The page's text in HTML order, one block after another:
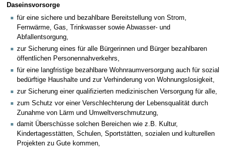
Daseinsvorsorge
für eine sichere und bezahlbare Bereitstellung von Strom,
Fernwärme, Gas, Trinkwasser sowie Abwasser- und
Abfallentsorgung,
zur Sicherung eines für alle Bürgerinnen und Bürger bezahlbaren
öffentlichen Personennahverkehrs,
für eine langfristige bezahlbare Wohnraumversorgung auch für sozial
bedürftige Haushalte und zur Verhinderung von Wohnungslosigkeit,
zur Sicherung einer qualifizierten medizinischen Versorgung für alle,
zum Schutz vor einer Verschlechterung der Lebensqualität durch
Zunahme von Lärm und Umweltverschmutzung,
damit Überschüsse solchen Bereichen wie z.B. Kultur,
Kindertagesstätten, Schulen, Sportstätten, sozialen und kulturellen
Projekten zu Gute kommen,